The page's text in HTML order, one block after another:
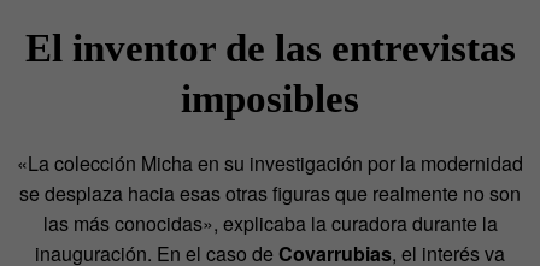
El inventor de las entrevistas
imposibles
«La colección Micha en su investigación por la modernidad
se desplaza hacia esas otras figuras que realmente no son
las más conocidas», explicaba la curadora durante la
inauguración. En el caso de Covarrubias, el interés va